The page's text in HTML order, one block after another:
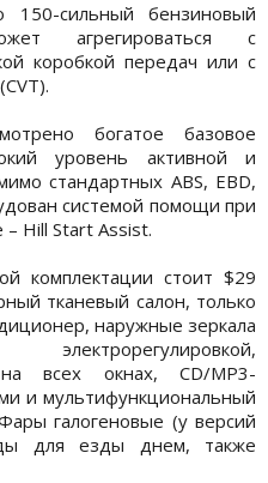
сильный бензиновый
агрегироваться с
коробкой передач или с
богатое базовое
уровень активной и
стандартных ABS, EBD,
системой помощи при
Hill Start Assist.
комплектации стоит $29
тканевый салон, только
наружные зеркала
на всех окнах, CD/MP3-
и мультифункциональный
галогеновые (у версий
для езды днем, также